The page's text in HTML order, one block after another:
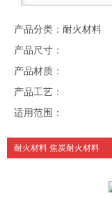
产品分类：耐火材料
产品尺寸：
产品材质：
产品工艺：
适用范围：
耐火材料 焦炭耐火材料